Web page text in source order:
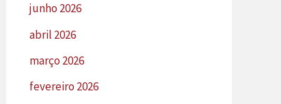
junho 2026
abril 2026
março 2026
fevereiro 2026